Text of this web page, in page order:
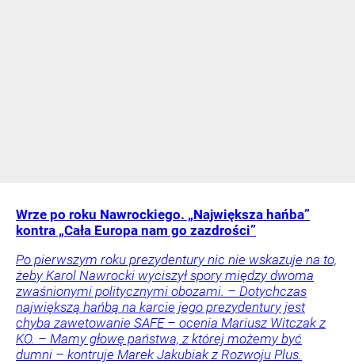
Wrze po roku Nawrockiego. „Największa hańba”
kontra „Cała Europa nam go zazdrości”
Po pierwszym roku prezydentury nic nie wskazuje na to,
żeby Karol Nawrocki wyciszył spory między dwoma
zwaśnionymi politycznymi obozami. – Dotychczas
największą hańbą na karcie jego prezydentury jest
chyba zawetowanie SAFE – ocenia Mariusz Witczak z
KO. – Mamy głowę państwa, z której możemy być
dumni – kontruje Marek Jakubiak z Rozwoju Plus.